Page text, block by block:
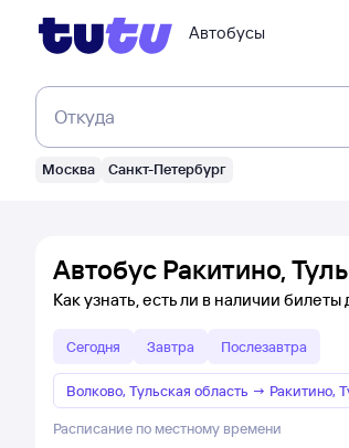
Автобусы
Откуда
Москва Санкт-Петербург
Автобус Ракитино,
Как узнать, есть ли в наличии
Сегодня Завтра Послезавтра
Волково, Тульская область → Ракитино,
Расписание по местному времени